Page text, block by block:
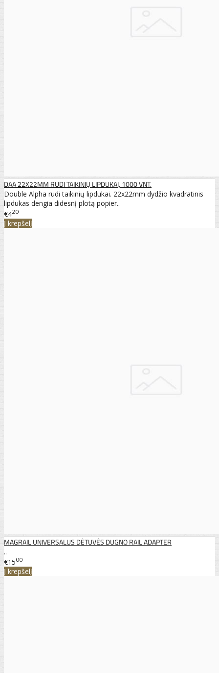
DAA 22X22MM RUDI TAIKINIŲ LIPDUKAI, 1000 VNT.
Double Alpha rudi taikinių lipdukai. 22x22mm dydžio kvadratinis
lipdukas dengia didesnį plotą popier..
€420
Į krepšelį
MAGRAIL UNIVERSALUS DĖTUVĖS DUGNO RAIL ADAPTER
..
€1500
Į krepšelį